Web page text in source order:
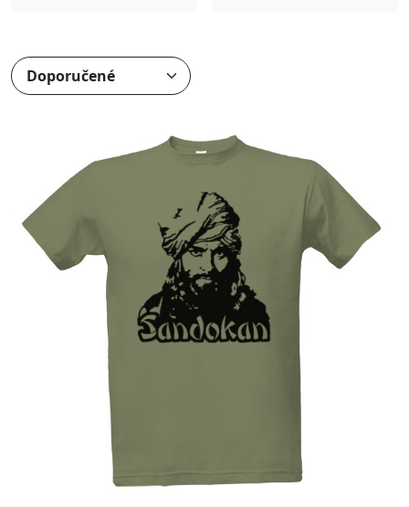
Přizpůsobitelný motiv